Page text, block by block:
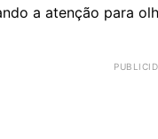
a atenção para